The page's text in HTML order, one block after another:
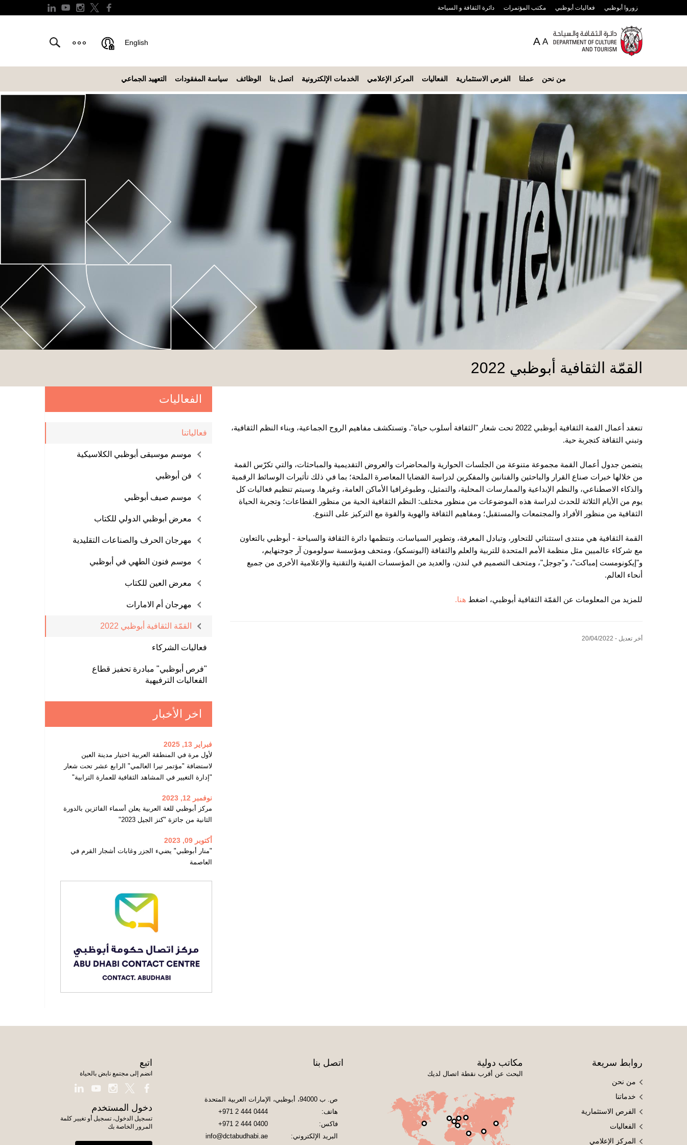
زوروا أبوظبي فعاليات أبوظبي مكتب المؤتمرات دائرة الثقافة و السياحة
A A
English
من نحن عملنا الفرص الاستثمارية الفعاليات المركز الإعلامي الخدمات الإلكترونية اتصل بنا الوظائف سياسة المفقودات التعهيد الجماعي
القمّة الثقافية أبوظبي 2022
تنعقد أعمال القمة الثقافية أبوظبي 2022 تحت شعار "الثقافة أسلوب حياة". وتستكشف مفاهيم الروح الجماعية، وبناء النظم الثقافية،
وتبني الثقافة كتجربة حية.
يتضمن جدول أعمال القمة مجموعة متنوعة من الجلسات الحوارية والمحاضرات والعروض التقديمية والمباحثات، والتي تكرّس القمة
من خلالها خبرات صناع القرار والباحثين والفنانين والمفكرين لدراسة القضايا المعاصرة الملحة؛ بما في ذلك تأثيرات الوسائط الرقمية
والذكاء الاصطناعي، والنظم الإبداعية والممارسات المحلية، والتمثيل، وطبوغرافيا الأماكن العامة، وغيرها. وسيتم تنظيم فعاليات كل
يوم من الأيام الثلاثة للحدث لدراسة هذه الموضوعات من منظور مختلف: النظم الثقافية الحية من منظور القطاعات؛ وتجربة الحياة
الثقافية من منظور الأفراد والمجتمعات والمستقبل؛ ومفاهيم الثقافة والهوية والقوة مع التركيز على التنوع.
القمة الثقافية هي منتدى استثنائي للتحاور، وتبادل المعرفة، وتطوير السياسات. وتنظمها دائرة الثقافة والسياحة - أبوظبي بالتعاون
مع شركاء عالميين مثل منظمة الأمم المتحدة للتربية والعلم والثقافة (اليونسكو)، ومتحف ومؤسسة سولومون آر جوجنهايم،
و"إيكونومست إمباكت"، و"جوجل"، ومتحف التصميم في لندن، والعديد من المؤسسات الفنية والتقنية والإعلامية الأخرى من جميع
أنحاء العالم.
للمزيد من المعلومات عن القمّة الثقافية أبوظبي، اضغط هنا.
أخر تعديل - 20/04/2022
الفعاليات
فعالياتنا
موسم موسيقى أبوظبي الكلاسيكية
فن أبوظبي
موسم صيف أبوظبي
معرض أبوظبي الدولي للكتاب
مهرجان الحرف والصناعات التقليدية
موسم فنون الطهي في أبوظبي
معرض العين للكتاب
مهرجان أم الامارات
القمّة الثقافية أبوظبي 2022
فعاليات الشركاء
"فرص أبوظبي" مبادرة تحفيز قطاع
الفعاليات الترفيهية
اخر الأخبار
فبراير 13, 2025
لأول مرة في المنطقة العربية اختيار مدينة العين
لاستضافة "مؤتمر تيرا العالمي" الرابع عشر تحت شعار
"إدارة التغيير في المشاهد الثقافية للعمارة الترابية"
نوفمبر 12, 2023
مركز أبوظبي للغة العربية يعلن أسماء الفائزين بالدورة
الثانية من جائزة "كنز الجيل 2023"
أكتوبر 09, 2023
"منار أبوظبي" يضيء الجزر وغابات أشجار القرم في
العاصمة
روابط سريعة
من نحن
خدماتنا
الفرص الاستثمارية
الفعاليات
المركز الإعلامي
مكاتب دولية
البحث عن أقرب نقطة اتصال لديك
اتصل بنا
ص. ب 94000، أبوظبي، الإمارات العربية المتحدة
هاتف:
+971 2 444 0444
فاكس:
+971 2 444 0400
البريد الإلكتروني:
info@dctabudhabi.ae
اتبع
انضم إلى مجتمع نابض بالحياة
دخول المستخدم
تسجيل الدخول، تسجيل أو تغيير كلمة
المرور الخاصة بك